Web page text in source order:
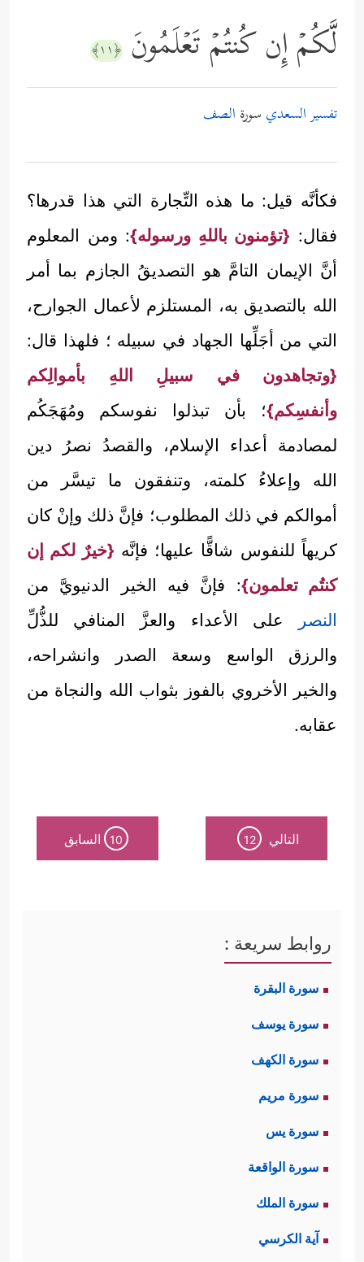
لَّكُمۡ إِن كُنتُمۡ تَعۡلَمُونَ ﴿١١﴾
تفسير السعدي سورة الصف
فكأنَّه قيل: ما هذه التِّجارة التي هذا قدرها؟
فقال: {تؤمنون باللهِ ورسوله}: ومن المعلوم
أنَّ الإيمان التامَّ هو التصديقُ الجازم بما أمر
الله بالتصديق به، المستلزم لأعمال الجوارح،
التي من أجَلِّها الجهاد في سبيله ؛ فلهذا قال:
{وتجاهدون في سبيلِ اللهِ بأموالِكم
وأنفسِكم}؛ بأن تبذلوا نفوسكم ومُهَجَكُم
لمصادمة أعداء الإسلام، والقصدُ نصرُ دين
الله وإعلاءُ كلمته، وتنفقون ما تيسَّر من
أموالكم في ذلك المطلوب؛ فإنَّ ذلك وإنْ كان
كريهاً للنفوس شاقًّا عليها؛ فإنَّه {خيرٌ لكم إن
كنتُم تعلمون}: فإنَّ فيه الخير الدنيويَّ من
النصر على الأعداء والعزَّ المنافي للذُّلِّ
والرزق الواسع وسعة الصدر وانشراحه،
والخير الأخروي بالفوز بثواب الله والنجاة من
عقابه.
التالي 12
10 السابق
روابط سريعة :
سورة البقرة
سورة يوسف
سورة الكهف
سورة مريم
سورة يس
سورة الواقعة
سورة الملك
آية الكرسي